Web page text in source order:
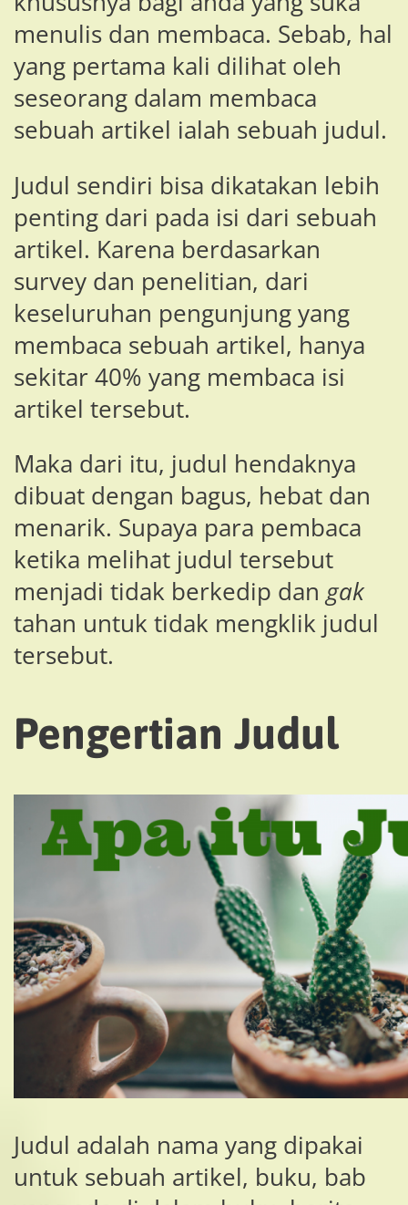
menulis dan membaca. Sebab, hal
yang pertama kali dilihat oleh
seseorang dalam membaca
sebuah artikel ialah sebuah judul.
Judul sendiri bisa dikatakan lebih
penting dari pada isi dari sebuah
artikel. Karena berdasarkan
survey dan penelitian, dari
keseluruhan pengunjung yang
membaca sebuah artikel, hanya
sekitar 40% yang membaca isi
artikel tersebut.
Maka dari itu, judul hendaknya
dibuat dengan bagus, hebat dan
menarik. Supaya para pembaca
ketika melihat judul tersebut
menjadi tidak berkedip dangak
tahan untuk tidak mengklik judul
tersebut.
Pengertian Judul
Judul adalah nama yang dipakai
untuk sebuah artikel, buku, bab